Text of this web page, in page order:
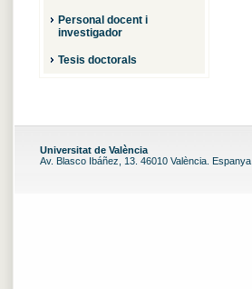
Personal docent i
investigador
Tesis doctorals
Universitat de València
Av. Blasco Ibáñez, 13. 46010 València. Espanya